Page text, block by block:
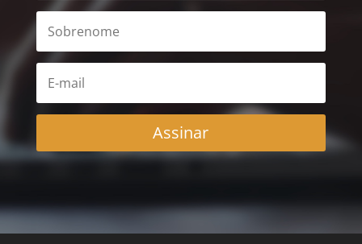
Assinar